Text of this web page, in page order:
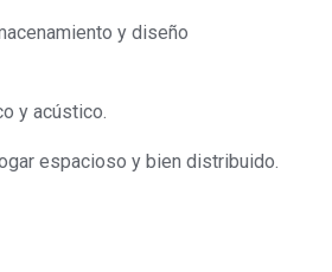
y diseño
y acústico.
espacioso y bien distribuido.